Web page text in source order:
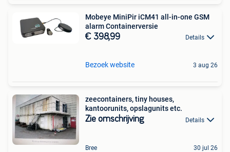
Mobeye MiniPir iCM41 all-in-one GSM
alarm Containerversie
€ 398,99 Details
Bezoek website 3 aug 26
zeecontainers, tiny houses,
kantoorunits, opslagunits etc.
Zie omschrijving Details
Bree 30 jul 26